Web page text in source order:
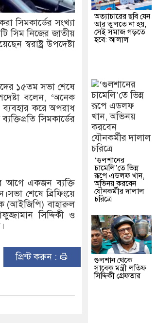
সিমকার্ডের সংখ্যা
সিম নিজের জাতীয়
স্বরাষ্ট্র উপদেষ্টা
১৫তম সভা শেষে
বলেন, ‘অনেক
ব্যবহার করে অপরাধ
সিমকার্ডের
আগে একজন ব্যক্তি
শেষে ব্রিফিংয়ে
(আইজিপি) বাহারুল
সিদ্দিকী ও
প্রিন্ট করুন :
অত্যাচারের ছবি যেন
আর তুলতে না হয়,
সেই সমাজ গড়তে
হবে: আলাল
‘গুলশানের
চামেলি’তে ভিন্ন
রূপে এডলফ খান,
অভিনয় করবেন
যৌনকর্মীর দালাল
চরিত্রে
গুলশান থেকে
সাবেক মন্ত্রী লতিফ
সিদ্দিকী গ্রেফতার